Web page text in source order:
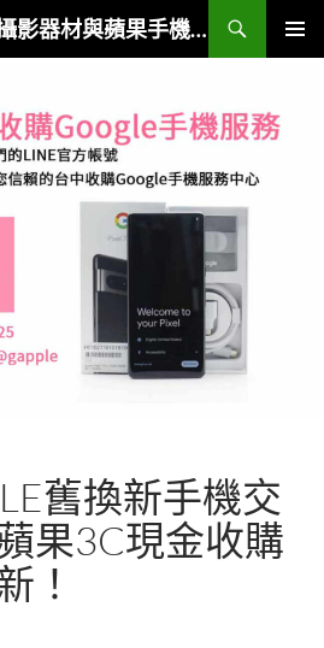
賣相機也收 iPhone – 攝影器材與蘋果手機複合收購
舊換新手機交
果3C現金收購
！